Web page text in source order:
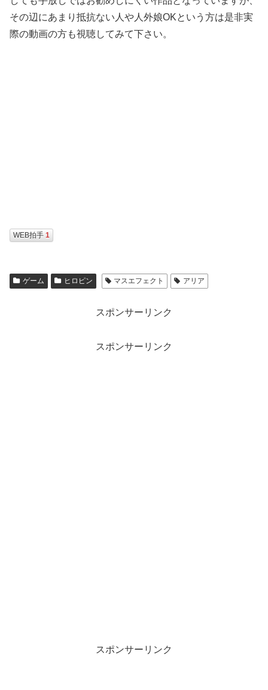
その辺にあまり抵抗ない人や人外娘OKという方は是非実
際の動画の方も視聴してみて下さい。
WEB拍手 1
ゲーム ヒロピン マスエフェクト アリア
スポンサーリンク
スポンサーリンク
スポンサーリンク